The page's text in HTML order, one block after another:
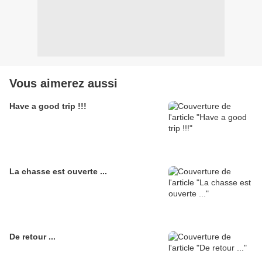
Vous aimerez aussi
Have a good trip !!!
La chasse est ouverte ...
De retour ...